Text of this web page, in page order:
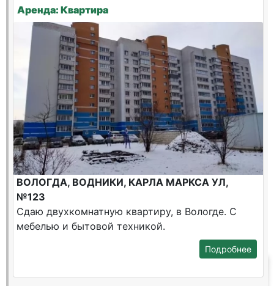
Аренда: Квартира
ВОЛОГДА, ВОДНИКИ, КАРЛА МАРКСА УЛ,
№123
Сдаю двухкомнатную квартиру, в Вологде. С
мебелью и бытовой техникой.
Подробнее